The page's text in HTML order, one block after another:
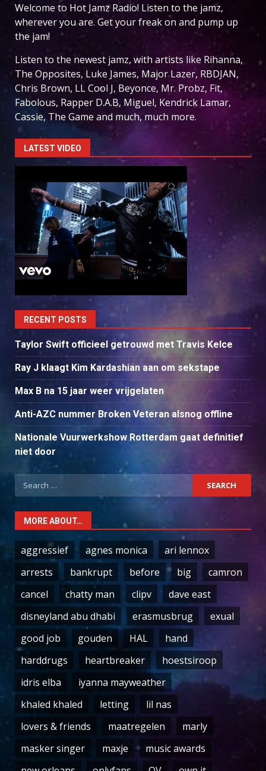
Welcome to Hot Jamz Radio! Listen to the jamz,
wherever you are. Get your freak on and pump up
the jam!
Listen to the newest jamz, with artists like Rihanna,
The Opposites, Luke James, Major Lazer, RBDJAN,
Chris Brown, LL Cool J, Beyonce, Mr. Probz, Fit,
Fabolous, Rapper D.A.B, Miguel, Kendrick Lamar,
Cassie, The Game and much, much more.
LATEST VIDEO
RECENT POSTS
Taylor Swift officieel getrouwd met Travis Kelce
Ray J klaagt Kim Kardashian aan om sekstape
Max B na 15 jaar weer vrijgelaten
Anti-AZC nummer Broken Veteran alsnog offline
Nationale Vuurwerkshow Rotterdam gaat definitief
niet door
Search
for:
MORE ABOUT…
aggressief agnes monica
ari lennox
arrests
bankrupt before big
camron
cancel
chatty man clipv
dave east
disneyland abu dhabi
erasmusbrug
exual
good job
gouden HAL
hand
harddrugs
heartbreaker
hoestsiroop
idris elba
iyanna mayweather
khaled khaled
letting
lil nas
lovers & friends
maatregelen
marly
masker singer
maxje
music awards